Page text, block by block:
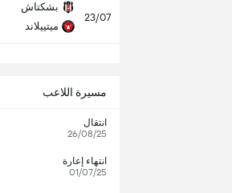
23/07
بشكتاش
ميتييلاند
مسيرة اللاعب
انتقال
26/08/25
انتهاء إعارة
01/07/25